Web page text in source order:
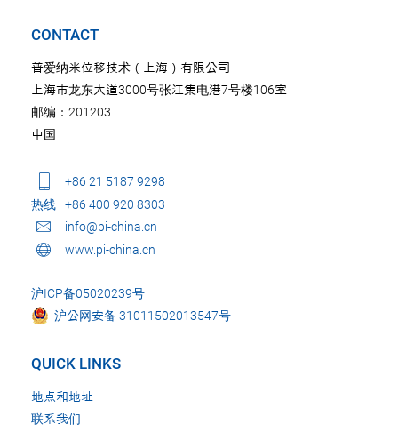
CONTACT
普爱纳米位移技术（上海）有限公司
上海市龙东大道3000号张江集电港7号楼106室
邮编：201203
中国
+86 21 5187 9298
热线
+86 400 920 8303
info@pi-china.cn
www.pi-china.cn
沪ICP备05020239号
沪公网安备 31011502013547号
QUICK LINKS
地点和地址
联系我们